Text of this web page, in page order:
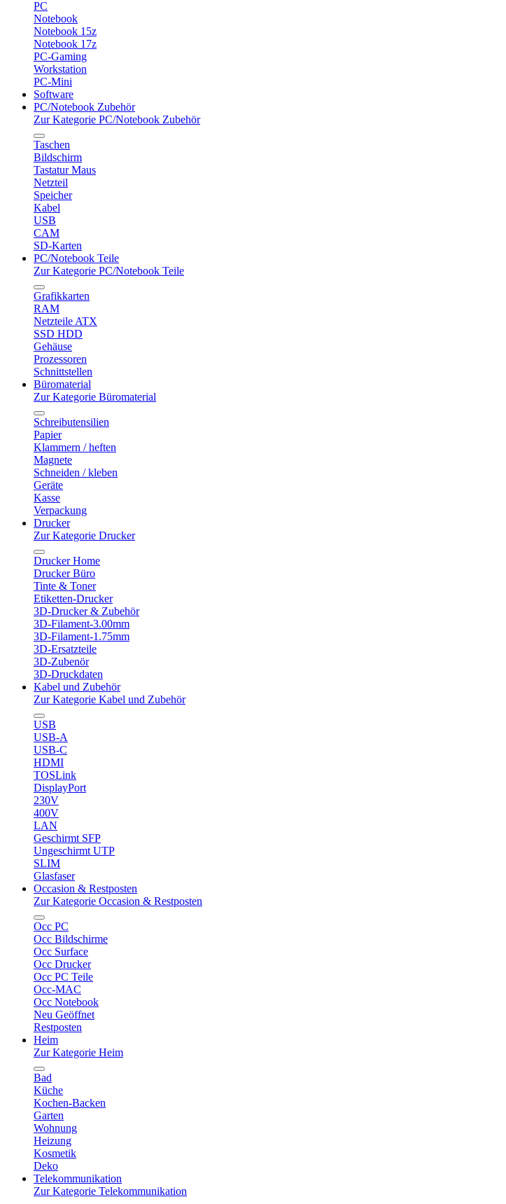
PC
Notebook
Notebook 15z
Notebook 17z
PC-Gaming
Workstation
PC-Mini
Software
PC/Notebook Zubehör
Zur Kategorie PC/Notebook Zubehör
Taschen
Bildschirm
Tastatur Maus
Netzteil
Speicher
Kabel
USB
CAM
SD-Karten
PC/Notebook Teile
Zur Kategorie PC/Notebook Teile
Grafikkarten
RAM
Netzteile ATX
SSD HDD
Gehäuse
Prozessoren
Schnittstellen
Büromaterial
Zur Kategorie Büromaterial
Schreibutensilien
Papier
Klammern / heften
Magnete
Schneiden / kleben
Geräte
Kasse
Verpackung
Drucker
Zur Kategorie Drucker
Drucker Home
Drucker Büro
Tinte & Toner
Etiketten-Drucker
3D-Drucker & Zubehör
3D-Filament-3.00mm
3D-Filament-1.75mm
3D-Ersatzteile
3D-Zubenör
3D-Druckdaten
Kabel und Zubehör
Zur Kategorie Kabel und Zubehör
USB
USB-A
USB-C
HDMI
TOSLink
DisplayPort
230V
400V
LAN
Geschirmt SFP
Ungeschirmt UTP
SLIM
Glasfaser
Occasion & Restposten
Zur Kategorie Occasion & Restposten
Occ PC
Occ Bildschirme
Occ Surface
Occ Drucker
Occ PC Teile
Occ-MAC
Occ Notebook
Neu Geöffnet
Restposten
Heim
Zur Kategorie Heim
Bad
Küche
Kochen-Backen
Garten
Wohnung
Heizung
Kosmetik
Deko
Telekommunikation
Zur Kategorie Telekommunikation